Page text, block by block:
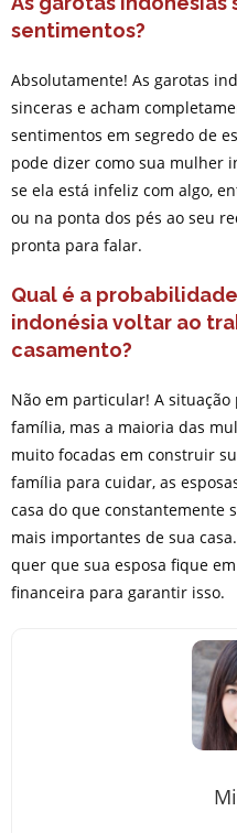
sentimentos?
Absolutamente! As garotas
sinceras e acham
sentimentos em segredo de
pode dizer como sua mulher
se ela está infeliz com algo,
ou na ponta dos pés ao seu
pronta para falar.
Qual é a
indonésia voltar ao
casamento?
Não em particular! A
família, mas a maioria das
muito focadas em construir
família para cuidar, as
casa do que constantemente
mais importantes de sua
quer que sua esposa fique
financeira para garantir isso.